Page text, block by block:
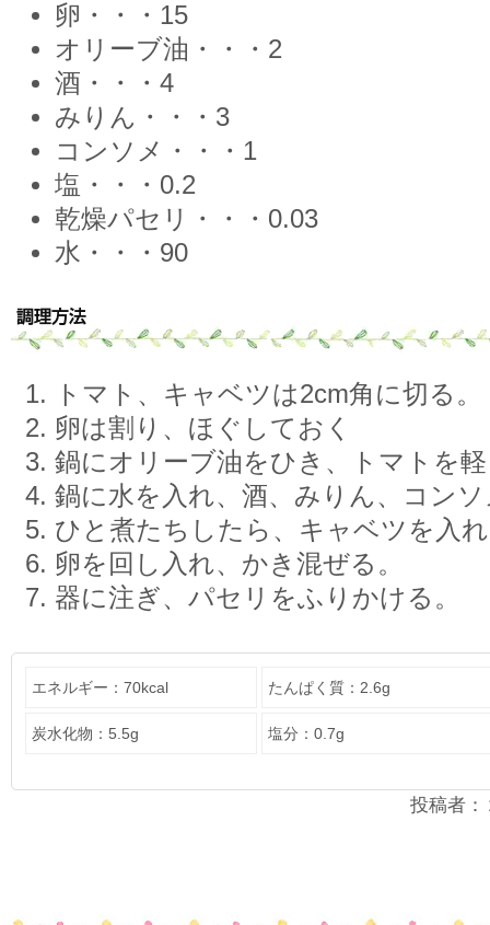
卵・・・15
オリーブ油・・・2
酒・・・4
みりん・・・3
コンソメ・・・1
塩・・・0.2
乾燥パセリ・・・0.03
水・・・90
トマト、キャベツは2cm角に切る。
卵は割り、ほぐしておく
鍋にオリーブ油をひき、トマトを
鍋に水を入れ、酒、みりん、コン
ひと煮たちしたら、キャベツを入
卵を回し入れ、かき混ぜる。
器に注ぎ、パセリをふりかける。
エネルギー：70kcal たんぱく質：2.6g
炭水化物：5.5g 塩分：0.7g
投稿者